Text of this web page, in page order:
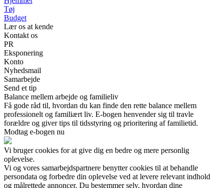
Tøj
Budget
Lær os at kende
Kontakt os
PR
Eksponering
Konto
Nyhedsmail
Samarbejde
Send et tip
Balance mellem arbejde og familieliv
Få gode råd til, hvordan du kan finde den rette balance mellem
professionelt og familiært liv. E-bogen henvender sig til travle
forældre og giver tips til tidsstyring og prioritering af familietid.
Modtag e-bogen nu
Vi bruger cookies for at give dig en bedre og mere personlig
oplevelse.
Vi og vores samarbejdspartnere benytter cookies til at behandle
persondata og forbedre din oplevelse ved at levere relevant indhold
og målrettede annoncer. Du bestemmer selv, hvordan dine